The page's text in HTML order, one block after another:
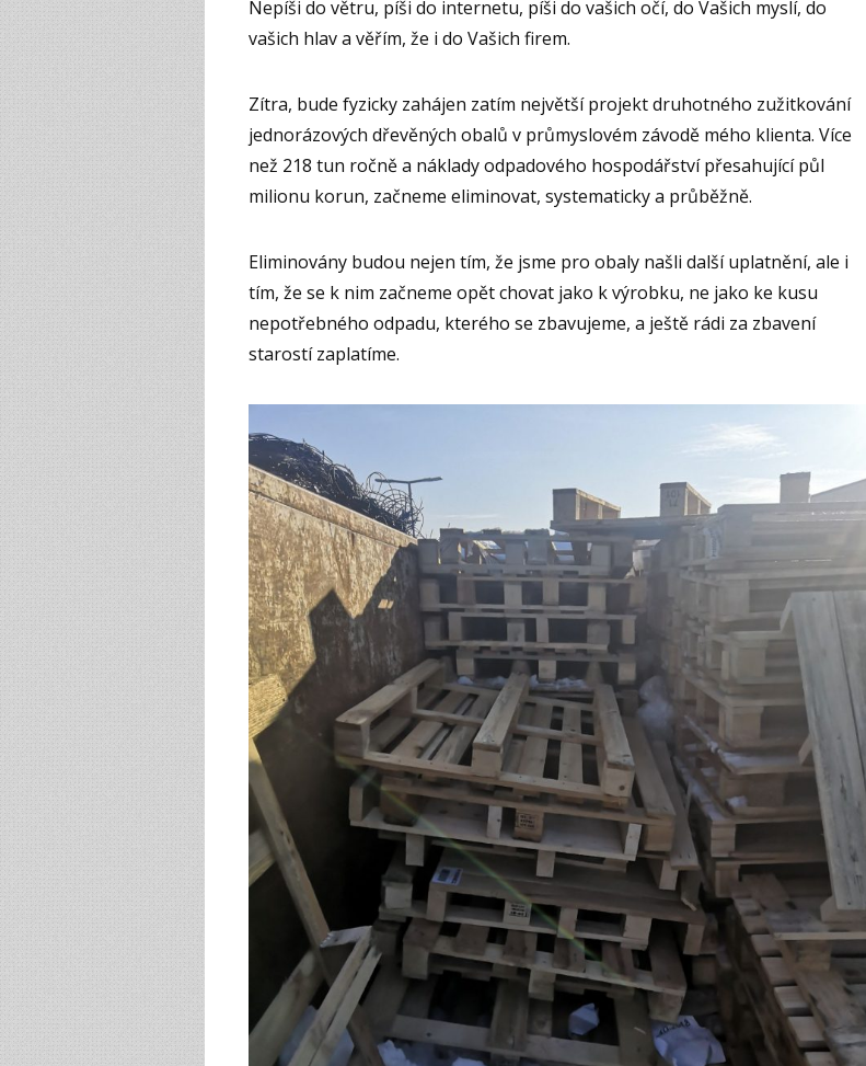
Nepíši do větru, píši do internetu, píši do vašich očí, do Vašich myslí, do
vašich hlav a věřím, že i do Vašich firem.
Zítra, bude fyzicky zahájen zatím největší projekt druhotného zužitkování
jednorázových dřevěných obalů v průmyslovém závodě mého klienta. Více
než 218 tun ročně a náklady odpadového hospodářství přesahující půl
milionu korun, začneme eliminovat, systematicky a průběžně.
Eliminovány budou nejen tím, že jsme pro obaly našli další uplatnění, ale i
tím, že se k nim začneme opět chovat jako k výrobku, ne jako ke kusu
nepotřebného odpadu, kterého se zbavujeme, a ještě rádi za zbavení
starostí zaplatíme.